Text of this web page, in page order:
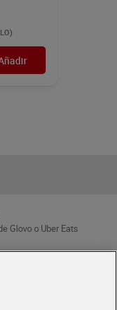
Glovo o Uber Eats